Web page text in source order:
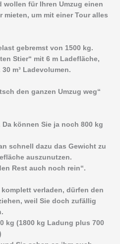
wollen für Ihren Umzug einen
um mit einer Tour alles
gebremst von 1500 kg.
Stier“ mit 6 m Ladefläche,
m³ Ladevolumen.
den ganzen Umzug weg“
Da können Sie ja noch 800 kg
schnell dazu das Gewicht zu
auszunutzen.
Rest auch noch rein“.
komplett verladen, dürfen den
weil Sie doch zufällig
kg (1800 kg Ladung plus 700